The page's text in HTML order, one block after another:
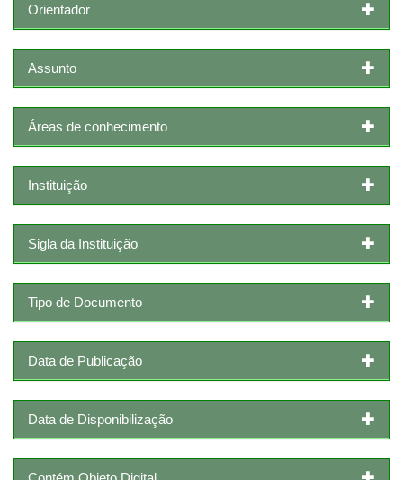
Orientador
Assunto
Áreas de conhecimento
Instituição
Sigla da Instituição
Tipo de Documento
Data de Publicação
Data de Disponibilização